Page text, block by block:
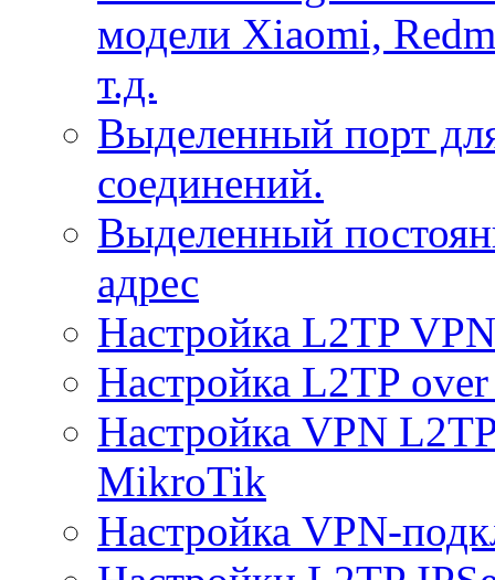
модели Xiaomi,
т.д.
Выделенный порт
соединений.
Выделенный
адрес
Настройка L2TP
Настройка L2TP
Настройка VPN
MikroTik
Настройка VPN-